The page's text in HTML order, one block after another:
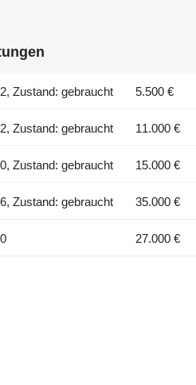
Zustand: gebraucht 5.500 €
Zustand: gebraucht 11.000 €
Zustand: gebraucht 15.000 €
Zustand: gebraucht 35.000 €
27.000 €